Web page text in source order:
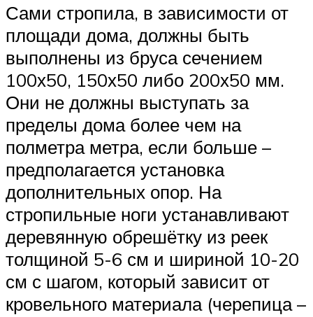
Сами стропила, в зависимости от
площади дома, должны быть
выполнены из бруса сечением
100х50, 150х50 либо 200х50 мм.
Они не должны выступать за
пределы дома более чем на
полметра метра, если больше –
предполагается установка
дополнительных опор. На
стропильные ноги устанавливают
деревянную обрешётку из реек
толщиной 5-6 см и шириной 10-20
см с шагом, который зависит от
кровельного материала (черепица –